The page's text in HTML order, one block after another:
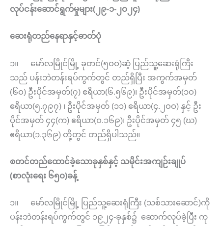
လုပ်ငန်းဆောင်ရွက်မှုများ(၂၉-၁-၂ဝ၂၄)
ဆေးရုံတည်နေရာနှင့်ဓာတ်ပုံ
၁။ မော်လမြိုင်မြို့ ခုတင်(၅ဝဝ)ဆံ့ ပြည်သူ့ဆေးရုံကြီး
သည် ပန်းဘဲတန်းရပ်ကွက်တွင် တည်ရှိပြီး အကွက်အမှတ်
(၆ဝ) ဦးပိုင်အမှတ်(၇) ဧရိယာ(၆.၅၆၉)၊ ဦးပိုင်အမှတ်(၁ဝ)
ဧရိယာ(၅.၇၉၇) ၊ ဦးပိုင်အမှတ် (၁၁) ဧရိယာ(၄.၂ဝဝ) နှင့် ဦး
ပိုင်အမှတ် ၄၄(က) ဧရိယာ(ဝ.၁၆၉)၊ ဦးပိုင်အမှတ် ၄၅ (ဃ)
ဧရိယာ(၁.၃၆၉) တို့တွင် တည်ရှိပါသည်။
စတင်တည်ထောင်ခဲ့သောခုနှစ်နှင့် သမိုင်းအကျဉ်းချုပ်
(စာလုံးရေး ၆၅ဝ)ခန့်
၁။ မော်လမြိုင်မြို့ ပြည်သူ့ဆေးရုံကြီး (သစ်သားဆောင်)ကို
ပန်းဘဲတန်းရပ်ကွက်တွင် ၁၉၂၄-ခုနှစ်၌ ဆောက်လုပ်ခဲ့ပြီး ကု